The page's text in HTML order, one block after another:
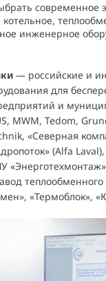
современное
инженерное
— российские и
для
и
MWM, Tedom,
«Северная
(Alfa
теплообменного
«Термоблок»,